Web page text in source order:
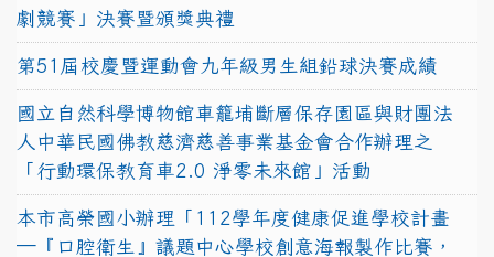
劇競賽」決賽暨頒獎典禮
第51屆校慶暨運動會九年級男生組鉛球決賽成績
國立自然科學博物館車籠埔斷層保存園區與財團法
人中華民國佛教慈濟慈善事業基金會合作辦理之
「行動環保教育車2.0 淨零未來館」活動
本市高榮國小辦理「112學年度健康促進學校計畫
─『口腔衛生』議題中心學校創意海報製作比賽，